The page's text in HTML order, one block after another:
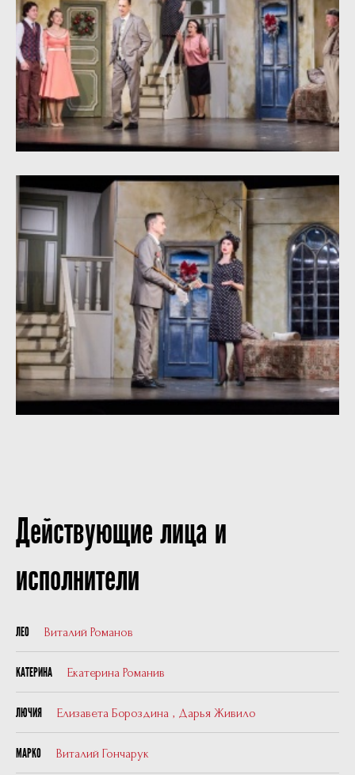
Действующие лица и
исполнители
ЛЕО Виталий Романов
КАТЕРИНА Екатерина Романив
ЛЮЧИЯ Елизавета Бороздина , Дарья Живило
МАРКО Виталий Гончарук